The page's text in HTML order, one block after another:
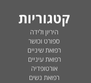
קטגוריות
היריון ולידה
ספורט וכושר
רפואת שיניים
רפואת עיניים
אורטופדיה
רפואת נשים